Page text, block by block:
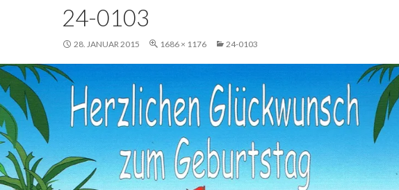
24-0103
28. JANUAR 2015 1686 × 1176 24-0103